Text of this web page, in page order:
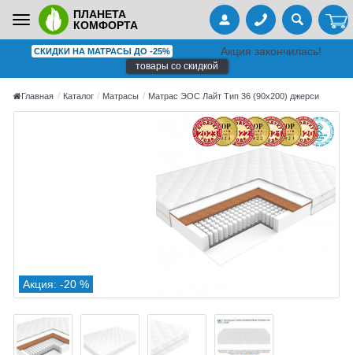
Toggle
navigation
ПЛАНЕТА
КОМФОРТА
СКИДКИ НА МАТРАСЫ ДО -25% Акция закончилась!
товары со скидкой
Главная Каталог Матрасы Матрас ЭОС Лайт Тип 36 (90x200) джерси
Акция: -20 %